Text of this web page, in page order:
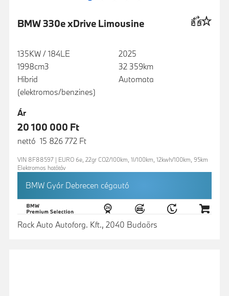
BMW 330e xDrive Limousine
135KW / 184LE
1998cm3
Hibrid
(elektromos/benzines)
2025
32 359km
Automata
Ár
20 100 000 Ft
nettó 15 826 772 Ft
VIN 8F88597 | EURO 6e, 22gr CO2/100km, 1l/100km, 12kwh/100km, 95km
Elektromos hatótáv
BMW Gyár Debrecen cégautó
Rack Auto Autoforg. Kft., 2040 Budaörs